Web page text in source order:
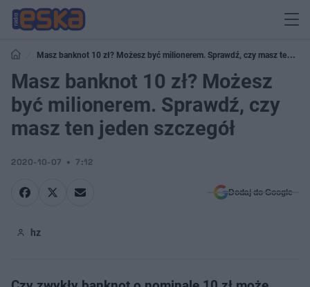
Masz banknot 10 zł? Możesz być milionerem. Sprawdź, czy masz ten
jeden szczegół
Masz banknot 10 zł? Możesz
być milionerem. Sprawdź, czy
masz ten jeden szczegół
2020-10-07 7:12
Dodaj do Google
hz